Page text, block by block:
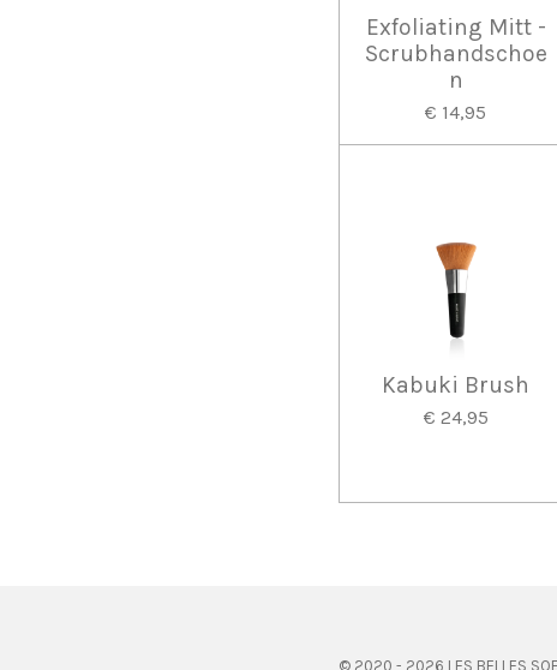
Exfoliating Mitt -
Scrubhandschoe
n
€ 14,95
Kabuki Brush
€ 24,95
© 2020 - 2026 LES BELLES